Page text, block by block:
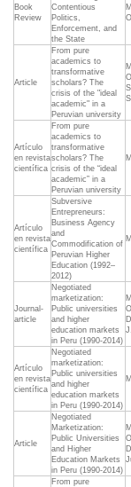
Book
Review
Contentious
Politics,
Enforcement, and
the State
Article
From pure
academics to
transformative
scholars? The
crisis of the "ideal
academic" in a
Peruvian university
Artículo
en revista
científica
From pure
academics to
transformative
scholars? The
crisis of the “ideal
academic” in a
Peruvian university
Artículo
en revista
científica
Subversive
Entrepreneurs:
Business Agency
and
Commodification of
Peruvian Higher
Education (1992–
2012)
Journal-
article
Negotiated
marketization:
Public universities
and higher
education markets
in Peru (1990-2014)
J.
Artículo
en revista
científica
Negotiated
marketization:
Public universities
and higher
education markets
in Peru (1990-2014)
Article
Negotiated
Marketization:
Public Universities
and Higher
Education Markets
in Peru (1990-2014)
From pure